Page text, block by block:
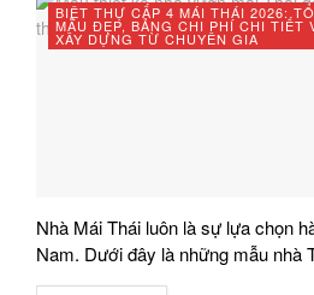
BIỆT THỰ CẤP 4 MÁI THÁI 2026:
MẪU ĐẸP, BẢNG CHI PHÍ CHI TIẾT
XÂY DỰNG TỪ CHUYÊN GIA
Nhà Mái Thái luôn là sự lựa chọn
Nam. Dưới đây là những mẫu nhà